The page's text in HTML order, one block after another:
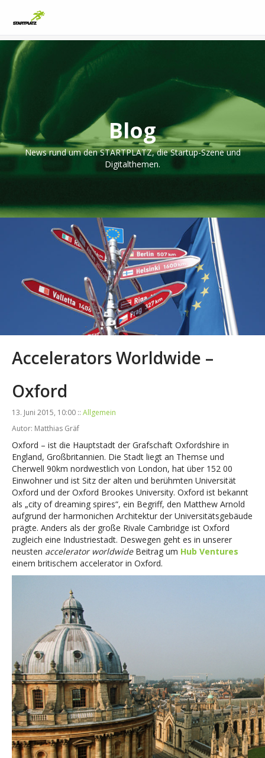
Blog
News rund um den STARTPLATZ, die Startup-Szene und
Digitalthemen.
Accelerators Worldwide –
Oxford
13. Juni 2015, 10:00 :: Allgemein
Autor: Matthias Gräf
Oxford – ist die Hauptstadt der Grafschaft Oxfordshire in
England, Großbritannien. Die Stadt liegt an Themse und
Cherwell 90km nordwestlich von London, hat über 152 00
Einwohner und ist Sitz der alten und berühmten Universität
Oxford und der Oxford Brookes University. Oxford ist bekannt
als „city of dreaming spires“, ein Begriff, den Matthew Arnold
aufgrund der harmonichen Architektur der Universitätsgebäude
prägte. Anders als der große Rivale Cambridge ist Oxford
zugleich eine Industriestadt. Deswegen geht es in unserer
neusten accelerator worldwideBeitrag um Hub Ventures
einem britischem accelerator in Oxford.